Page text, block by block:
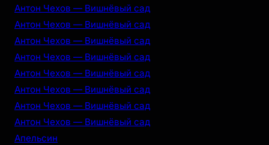
Антон Чехов — Вишнёвый сад
Антон Чехов — Вишнёвый сад
Антон Чехов — Вишнёвый сад
Антон Чехов — Вишнёвый сад
Антон Чехов — Вишнёвый сад
Антон Чехов — Вишнёвый сад
Антон Чехов — Вишнёвый сад
Антон Чехов — Вишнёвый сад
Апельсин